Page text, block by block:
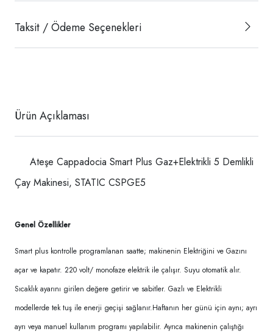
Taksit / Ödeme Seçenekleri
Ürün Açıklaması
Ateşe Cappadocia Smart Plus Gaz+Elektrikli 5 Demlikli
Çay Makinesi, STATIC CSPGE5
Genel Özellikler
Smart plus kontrolle programlanan saatte; makinenin Elektriğini ve Gazını
açar ve kapatır. 220 volt/ monofaze elektrik ile çalışır. Suyu otomatik alır.
Sıcaklık ayarını girilen değere getirir ve sabitler. Gazlı ve Elektrikli
modellerde tek tuş ile enerji geçişi sağlanır.Haftanın her günü için aynı; ayrı
ayrı veya manuel kullanım programı yapılabilir. Ayrıca makinenin çalıştığı